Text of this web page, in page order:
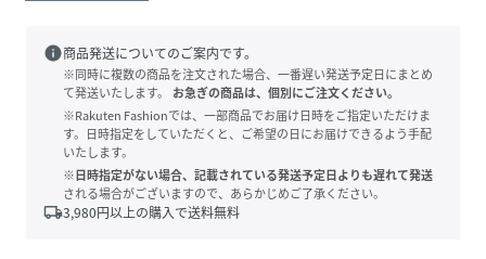
info商品発送についてのご案内です。
※同時に複数の商品を注文された場合、一番遅い発送予定日にまとめ
て発送いたします。
お急ぎの商品は、個別にご注文ください。
※Rakuten Fashionでは、一部商品でお届け日時をご指定いただけま
す。日時指定をしていただくと、ご希望の日にお届けできるよう手配
いたします。
※日時指定がない場合、記載されている発送予定日よりも遅れて発送
される場合がございますので、あらかじめご了承ください。
local_shipping3,980円以上の購入で送料無料